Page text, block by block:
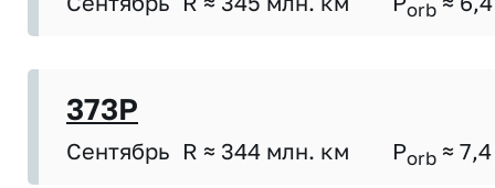
orb
373P
Сентябрь R ≈ 344 млн. км Porb ≈ 7,4